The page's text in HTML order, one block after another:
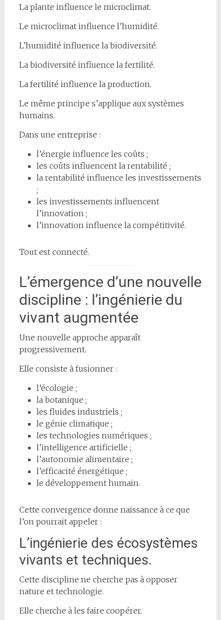
La plante influence le microclimat.
Le microclimat influence l’humidité.
L’humidité influence la biodiversité.
La biodiversité influence la fertilité.
La fertilité influence la production.
Le même principe s’applique aux systèmes
humains.
Dans une entreprise :
l’énergie influence les coûts ;
les coûts influencent la rentabilité ;
la rentabilité influence les investissements
;
les investissements influencent
l’innovation ;
l’innovation influence la compétitivité.
Tout est connecté.
L’émergence d’une nouvelle
discipline : l’ingénierie du
vivant augmentée
Une nouvelle approche apparaît
progressivement.
Elle consiste à fusionner :
l’écologie ;
la botanique ;
les fluides industriels ;
le génie climatique ;
les technologies numériques ;
l’intelligence artificielle ;
l’autonomie alimentaire ;
l’efficacité énergétique ;
le développement humain.
Cette convergence donne naissance à ce que
l’on pourrait appeler :
L’ingénierie des écosystèmes
vivants et techniques.
Cette discipline ne cherche pas à opposer
nature et technologie.
Elle cherche à les faire coopérer.